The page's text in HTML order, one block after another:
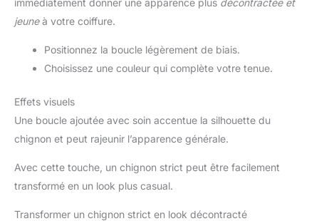
jeuneà votre coiffure.
Positionnez la boucle légèrement de biais.
Choisissez une couleur qui complète votre tenue.
Effets visuels
Une boucle ajoutée avec soin accentue la silhouette du
chignon et peut rajeunir l’apparence générale.
Avec cette touche, un chignon strict peut être facilement
transformé en un look plus casual.
Transformer un chignon strict en look décontracté